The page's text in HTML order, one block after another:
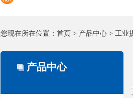
您现在所在位置： 首页 > 产品中心 > 工业
产品中心